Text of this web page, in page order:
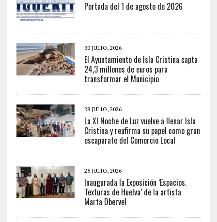
Portada del 1 de agosto de 2026
30 JULIO, 2026
El Ayuntamiento de Isla Cristina capta
24,3 millones de euros para
transformar el Municipio
28 JULIO, 2026
La XI Noche de Luz vuelve a llenar Isla
Cristina y reafirma su papel como gran
escaparate del Comercio Local
25 JULIO, 2026
Inaugurada la Exposición ‘Espacios.
Texturas de Huelva’ de la artista
Marta Dbervel